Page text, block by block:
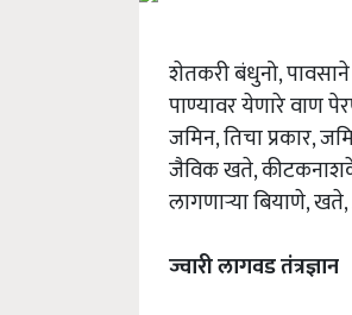
शेतकरी बंधुनो,
पाण्यावर येणारे वाण
जमिन, तिचा प्रकार,
जैविक खते,
लागणाऱ्या बियाणे,
ज्वारी लागवड तंत्रज्ञान